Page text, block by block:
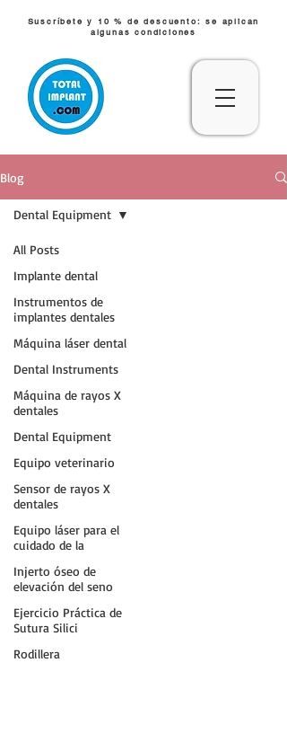
Suscríbete y 10 % de descuento: se aplican
algunas condiciones
Blog
All Posts
Implante dental
Instrumentos de
implantes dentales
Máquina láser dental
Dental Instruments
Máquina de rayos X
dentales
Dental Equipment
Equipo veterinario
Sensor de rayos X
dentales
Equipo láser para el
cuidado de la
Injerto óseo de
elevación del seno
Ejercicio Práctica de
Sutura Silici
Rodillera
Dental Equipment